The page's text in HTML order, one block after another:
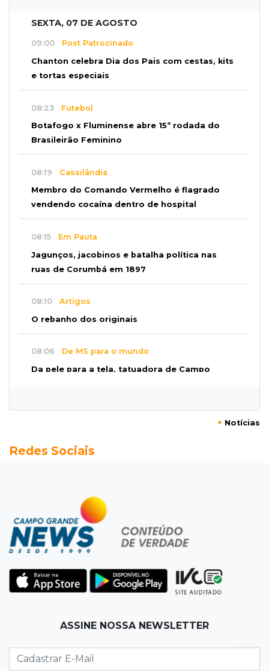
SEXTA, 07 DE AGOSTO
09:00 Post Patrocinado
Chanton celebra Dia dos Pais com cestas, kits
e tortas especiais
08:23 Futebol
Botafogo x Fluminense abre 15ª rodada do
Brasileirão Feminino
08:19 Cassilândia
Membro do Comando Vermelho é flagrado
vendendo cocaína dentro de hospital
08:15 Em Pauta
Jagunços, jacobinos e batalha política nas
ruas de Corumbá em 1897
08:10 Artigos
O rebanho dos originais
08:06 De MS para o mundo
Da pele para a tela, tatuadora de Campo
opções com 48% de desconto
Fonte gigante fez supermercado em 1973 virar
passeio campo-grandense
07:49Copa Pelezinho
jogos neste sábado
Muita gente já passou a madrugada dentro da
+ Notícias
Redes Sociais
ASSINE NOSSA NEWSLETTER